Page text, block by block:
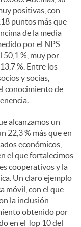
positivas, con
puntos más que
de la media
por el NPS
50,1 %, muy por
%. Entre los
y socias,
conocimiento de
alcanzamos un
22,3 % más que en
económicos,
el que fortalecimos
cooperativos y la
Un claro ejemplo
móvil, con el que
la inclusión
obtenido por
en el Top 10 del